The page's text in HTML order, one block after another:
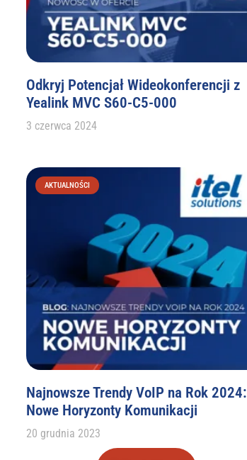
Odkryj Potencjał Wideokonferencji z
Yealink MVC S60-C5-000
3 czerwca 2024
AKTUALNOŚCI
Najnowsze Trendy VoIP na Rok 2024:
Nowe Horyzonty Komunikacji
20 grudnia 2023